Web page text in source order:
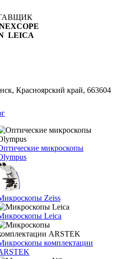
LEICA
Красноярский край, 663604
микроскопы
Zeiss
Leica
комплектации